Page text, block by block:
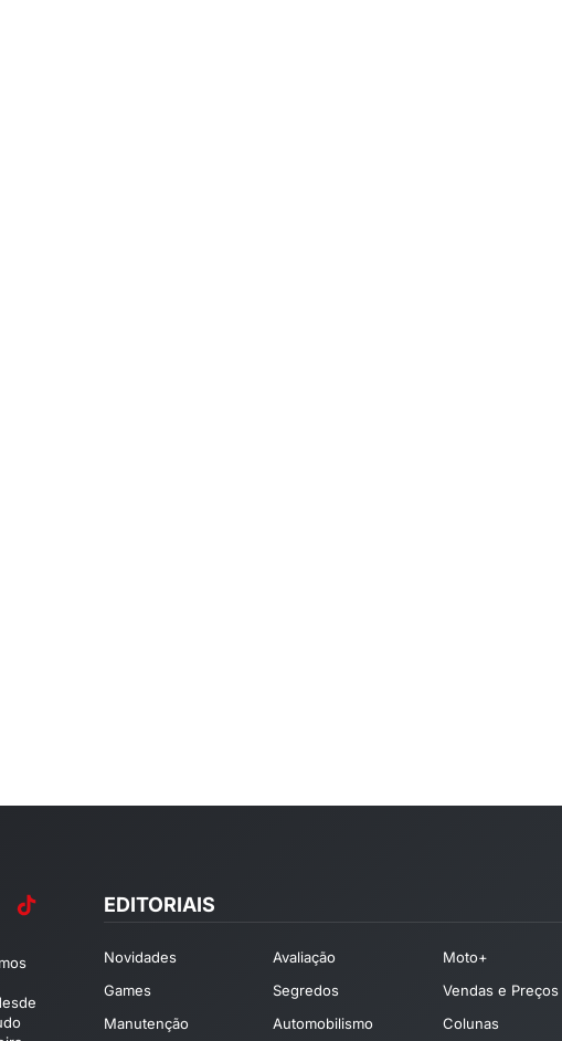
EDITORIAIS
Novidades Avaliação
Moto+
Games
Segredos
Vendas e Preços
Manutenção
Automobilismo Colunas